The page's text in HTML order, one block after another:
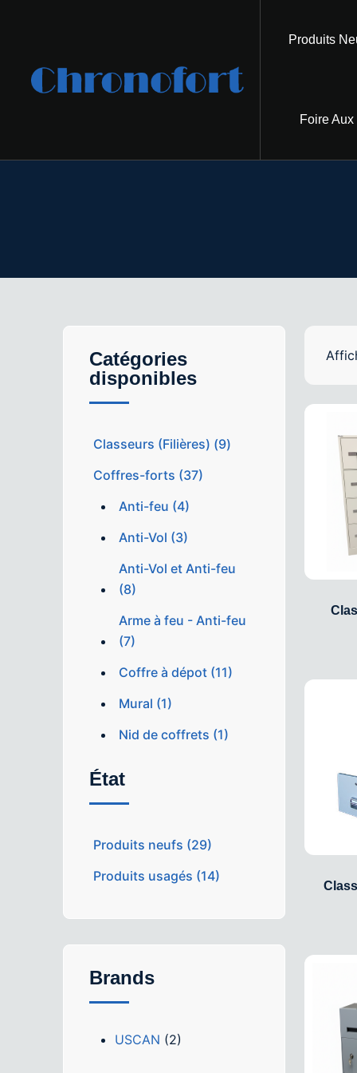
Produits
Foire
Catégories
disponibles
Classeurs (Filières) (9)
Coffres-forts (37)
Anti-feu (4)
Anti-Vol (3)
Anti-Vol et Anti-feu
(8)
Arme à feu - Anti-feu
(7)
Coffre à dépot (11)
Mural (1)
Nid de coffrets (1)
État
Produits neufs (29)
Produits usagés (14)
Brands
USCAN (2)